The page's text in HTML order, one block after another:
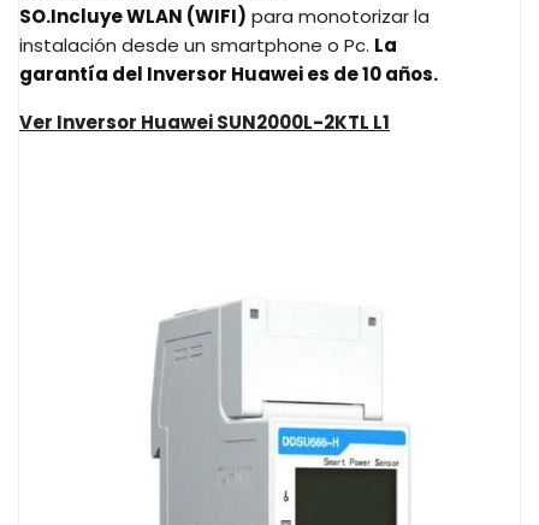
SO.Incluye WLAN (WIFI) para monotorizar la
instalación desde un smartphone o Pc. La
garantía del Inversor Huawei es de 10 años.
Ver Inversor Huawei SUN2000L-2KTL L1